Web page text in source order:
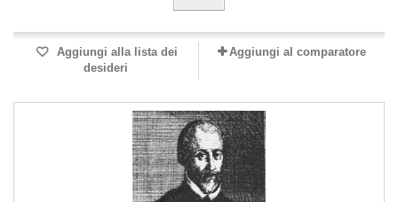
Aggiungi alla lista dei
desideri
Aggiungi al comparatore